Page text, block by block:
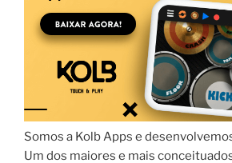
Somos a Kolb Apps e
Um dos maiores e mais